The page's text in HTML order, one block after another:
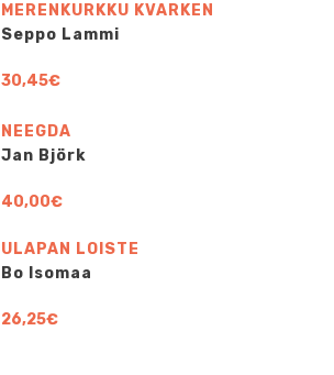
MERENKURKKU KVARKEN
Seppo Lammi
30,45€
NEEGDA
Jan Björk
40,00€
ULAPAN LOISTE
Bo Isomaa
26,25€